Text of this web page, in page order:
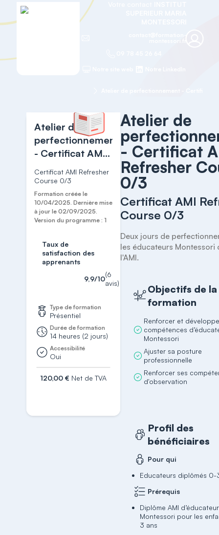
Atelier de
perfectionnement
- Certificat AMI
Refresher
Course 0/3
Certificat AMI Refresher
Course 0/3
Formation créée le
10/04/2025. Dernière mise
à jour le 02/09/2025.
Version du programme : 1
Taux de
satisfaction des
apprenants
9,9/10
(6
avis)
Type de formation
Présentiel
Durée de formation
14 heures (2 jours)
Accessibilité
Oui
120,00 € Net de TVA
Atelier de
- Certificat
Refresher
0/3
Certificat AMI
Course 0/3
Deux jours de
les éducateurs Montessori
l'AMI.
Objectifs de la
formation
Renforcer et
compétences
Montessori
Ajuster sa posture
professionnelle
Renforcer ses
d'observation
Profil des
bénéficiaires
Pour qui
Educateurs diplômés 0-
Prérequis
Diplôme AMI d’éducateur
Montessori pour les
3 ans